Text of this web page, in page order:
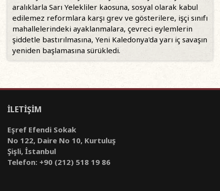
aralıklarla Sarı Yelekliler kaosuna, sosyal olarak kabul
edilemez reformlara karşı grev ve gösterilere, işçi sınıfı
mahallelerindeki ayaklanmalara, çevreci eylemlerin
şiddetle bastırılmasına, Yeni Kaledonya'da yarı iç savaşın
yeniden başlamasına sürükledi.
İLETİŞİM
Eşref Efendi Sokak
No 122, Daire No 10, Kurtuluş
Şişli, İstanbul
Telefon: +90 (212) 518 19 86